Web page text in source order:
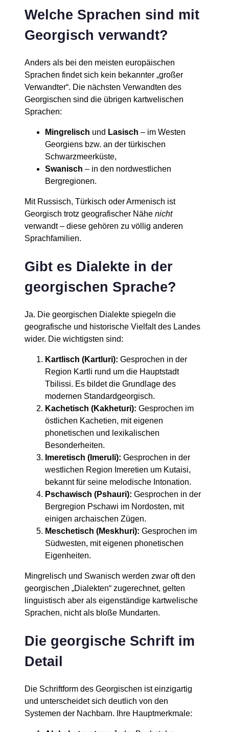
Welche Sprachen sind mit
Georgisch verwandt?
Anders als bei den meisten europäischen
Sprachen findet sich kein bekannter „großer
Verwandter“. Die nächsten Verwandten des
Georgischen sind die übrigen kartwelischen
Sprachen:
Mingrelisch und Lasisch – im Westen
Georgiens bzw. an der türkischen
Schwarzmeerküste,
Swanisch – in den nordwestlichen
Bergregionen.
Mit Russisch, Türkisch oder Armenisch ist
Georgisch trotz geografischer Nähe nicht
verwandt – diese gehören zu völlig anderen
Sprachfamilien.
Gibt es Dialekte in der
georgischen Sprache?
Ja. Die georgischen Dialekte spiegeln die
geografische und historische Vielfalt des Landes
wider. Die wichtigsten sind:
Kartlisch (Kartluri): Gesprochen in der
Region Kartli rund um die Hauptstadt
Tbilissi. Es bildet die Grundlage des
modernen Standardgeorgisch.
Kachetisch (Kakheturi): Gesprochen im
östlichen Kachetien, mit eigenen
phonetischen und lexikalischen
Besonderheiten.
Imeretisch (Imeruli): Gesprochen in der
westlichen Region Imeretien um Kutaisi,
bekannt für seine melodische Intonation.
Pschawisch (Pshauri): Gesprochen in der
Bergregion Pschawi im Nordosten, mit
einigen archaischen Zügen.
Meschetisch (Meskhuri): Gesprochen im
Südwesten, mit eigenen phonetischen
Eigenheiten.
Mingrelisch und Swanisch werden zwar oft den
georgischen „Dialekten“ zugerechnet, gelten
linguistisch aber als eigenständige kartwelische
Sprachen, nicht als bloße Mundarten.
Die georgische Schrift im
Detail
Die Schriftform des Georgischen ist einzigartig
und unterscheidet sich deutlich von den
Systemen der Nachbarn. Ihre Hauptmerkmale: